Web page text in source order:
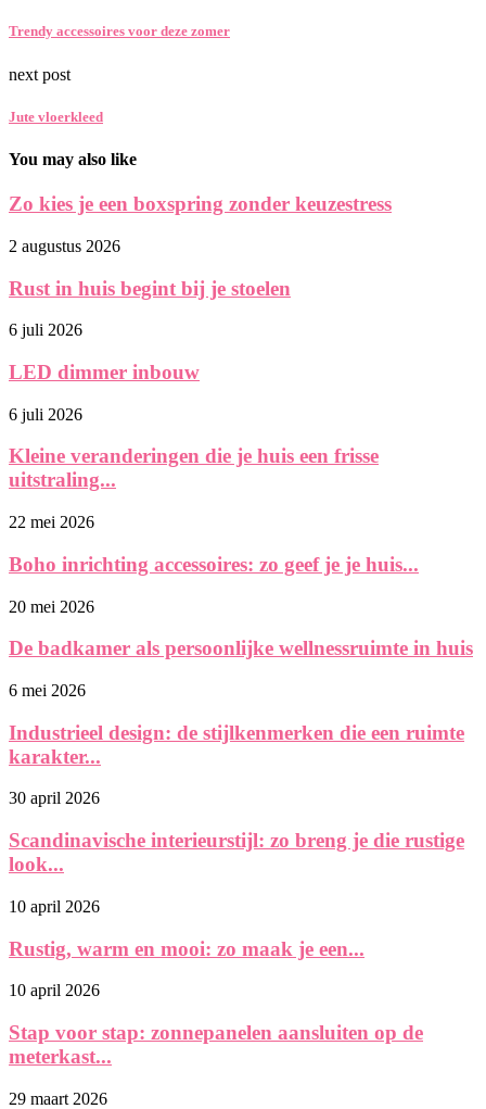
Trendy accessoires voor deze zomer
next post
Jute vloerkleed
You may also like
Zo kies je een boxspring zonder keuzestress
2 augustus 2026
Rust in huis begint bij je stoelen
6 juli 2026
LED dimmer inbouw
6 juli 2026
Kleine veranderingen die je huis een frisse
uitstraling...
22 mei 2026
Boho inrichting accessoires: zo geef je je huis...
20 mei 2026
De badkamer als persoonlijke wellnessruimte in huis
6 mei 2026
Industrieel design: de stijlkenmerken die een ruimte
karakter...
30 april 2026
Scandinavische interieurstijl: zo breng je die rustige
look...
10 april 2026
Rustig, warm en mooi: zo maak je een...
10 april 2026
Stap voor stap: zonnepanelen aansluiten op de
meterkast...
29 maart 2026